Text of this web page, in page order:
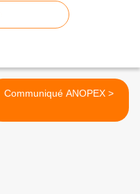
Communiqué ANOPEX >